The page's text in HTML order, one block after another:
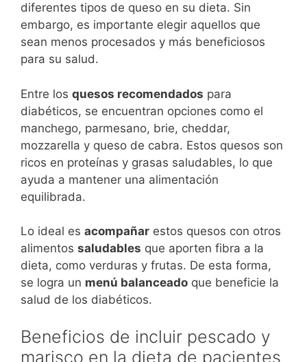
diferentes tipos de queso en su dieta. Sin
embargo, es importante elegir aquellos que
sean menos procesados y más beneficiosos
para su salud.
Entre los quesos recomendados para
diabéticos, se encuentran opciones como el
manchego, parmesano, brie, cheddar,
mozzarella y queso de cabra. Estos quesos son
ricos en proteínas y grasas saludables, lo que
ayuda a mantener una alimentación
equilibrada.
Lo ideal es acompañar estos quesos con otros
alimentos saludables que aporten fibra a la
dieta, como verduras y frutas. De esta forma,
se logra un menú balanceado que beneficie la
salud de los diabéticos.
Beneficios de incluir pescado y
marisco en la dieta de pacientes